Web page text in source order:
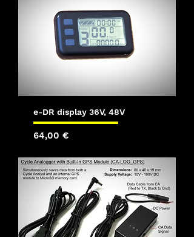
e-DR display 36V, 48V
Precio
64,00 €